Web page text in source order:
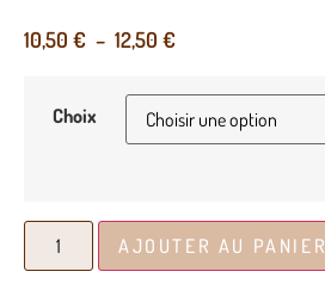
10,50 € – 12,50 €
Choix
AJOUTER AU PANIER